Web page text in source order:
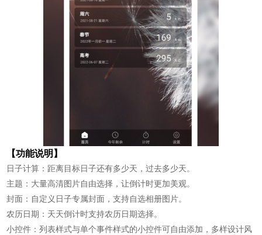
【功能说明】
日子计算：距离目标日子还有多少天，过去多少天。
主题：大量高清图片自由选择，让倒计时更加美观。
封面：自定义日子专属封面，支持自选相册图片。
农历日期：天天倒计时支持农历日期选择。
小控件：列表样式与单个事件样式的小控件可自由添加，多样设计风